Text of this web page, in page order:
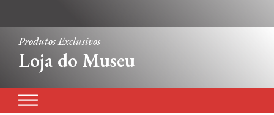
Produtos Exclusivos
Loja do Museu